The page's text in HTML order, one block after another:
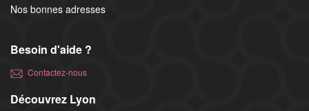
Nos bonnes adresses
Besoin d'aide ?
Contactez-nous
Découvrez Lyon